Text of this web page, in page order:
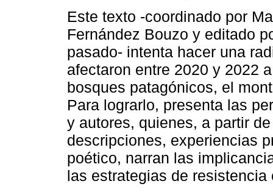
Este texto -coordinado por
Fernández Bouzo y editado
pasado- intenta hacer una
afectaron entre 2020 y 2022
bosques patagónicos, el
Para lograrlo, presenta las
y autores, quienes, a partir
descripciones, experiencias
poético, narran las
las estrategias de resistencia